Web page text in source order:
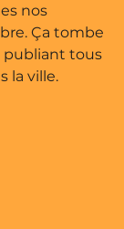
nos
Ça tombe
publiant tous
la ville.